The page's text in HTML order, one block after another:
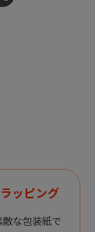
ッピング
な包装紙で